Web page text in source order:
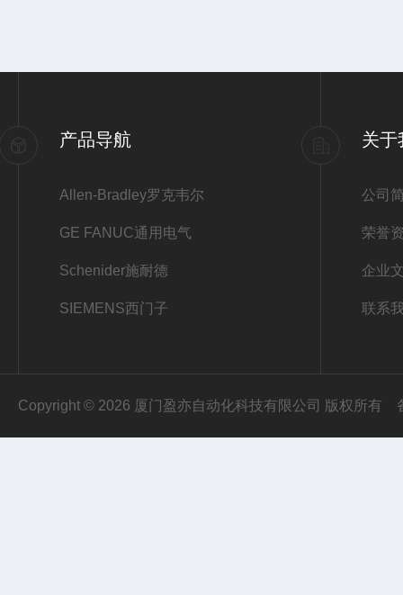
产品导航
Allen-Bradley罗克韦尔
GE FANUC通用电气
Schenider施耐德
SIEMENS西门子
关于
公司
荣誉
企业
联系
Copyright © 2026 厦门盈亦自动化科技有限公司 版权所有